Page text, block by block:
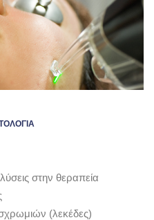
στην θεραπεία
(λεκέδες)